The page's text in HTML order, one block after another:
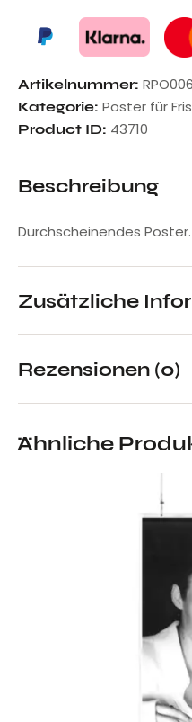
Artikelnummer:
Kategorie: Poster für
Product ID: 43710
Beschreibung
Durchscheinendes
Zusätzliche
Rezensionen (0)
Ähnliche